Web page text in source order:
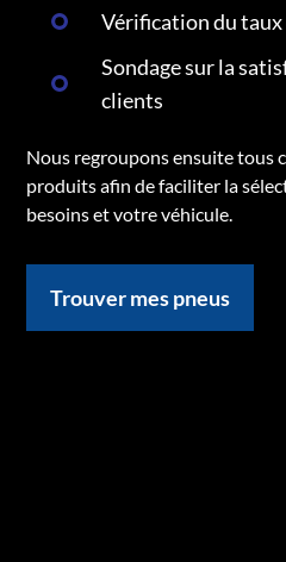
Vérification du
Sondage sur la
clients
Nous regroupons ensuite tous
produits afin de faciliter la
besoins et votre véhicule.
Trouver mes pneus